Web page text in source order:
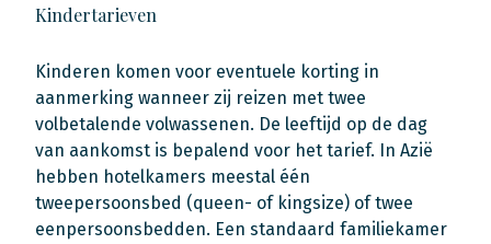
Kindertarieven
Kinderen komen voor eventuele korting in
aanmerking wanneer zij reizen met twee
volbetalende volwassenen. De leeftijd op de dag
van aankomst is bepalend voor het tarief. In Azië
hebben hotelkamers meestal één
tweepersoonsbed (queen- of kingsize) of twee
eenpersoonsbedden. Een standaard familiekamer